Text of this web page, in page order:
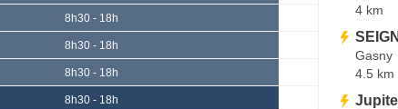
8h30 - 18h
8h30 - 18h
8h30 - 18h
8h30 - 18h
4 km
Gasny
4.5 km